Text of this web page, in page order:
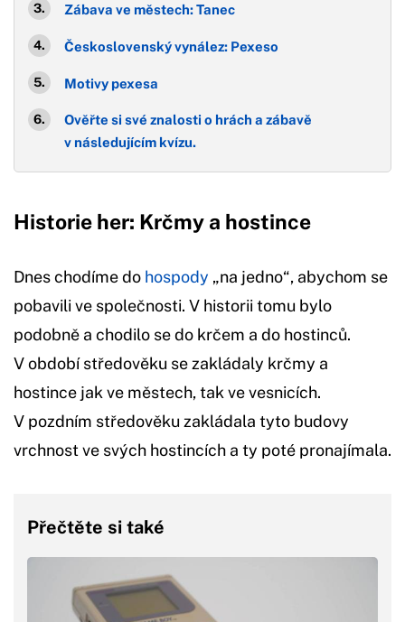
Zábava ve městech: Tanec
Československý vynález: Pexeso
Motivy pexesa
Ověřte si své znalosti o hrách a zábavě
v následujícím kvízu.
Historie her: Krčmy a hostince
Dnes chodíme do hospody „na jedno“, abychom se
pobavili ve společnosti. V historii tomu bylo
podobně a chodilo se do krčem a do hostinců.
V období středověku se zakládaly krčmy a
hostince jak ve městech, tak ve vesnicích.
V pozdním středověku zakládala tyto budovy
vrchnost ve svých hostincích a ty poté pronajímala.
Přečtěte si také